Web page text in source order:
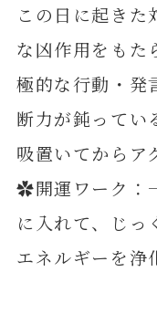
この日に起きた
な凶作用をもた
極的な行動・発
断力が鈍ってい
吸置いてからア
✿開運ワーク：
に入れて、じっ
エネルギーを浄